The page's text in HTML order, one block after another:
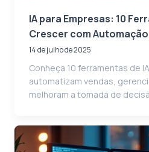
IA para Empresas: 10
Crescer com Automação
14 de julho de 2025
Conheça 10 ferramentas de
automatizam vendas,
melhoram a tomada de